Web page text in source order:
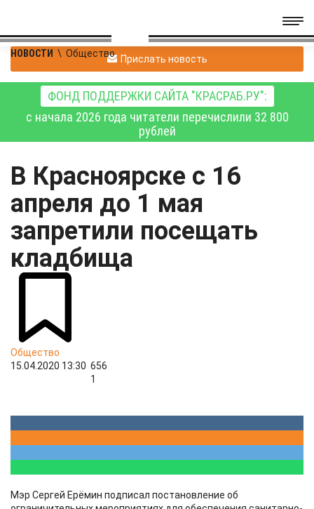
НОВОСТИ \ Общество Прислать новость
ФОНД ПОДДЕРЖКИ САЙТА "КРАСРАБ.РУ":
с начала 2026 года читатели перечислили 32 800
рублей
В Красноярске с 16
апреля до 1 мая
запретили посещать
кладбища
Общество
15.04.2020 13:30 656
1
Мэр Сергей Ерёмин подписал постановление об